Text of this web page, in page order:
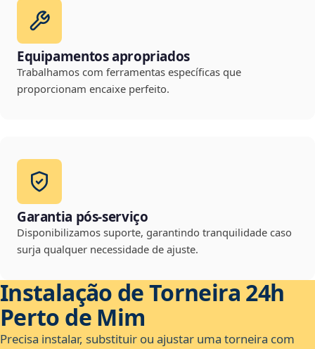
Equipamentos apropriados
Trabalhamos com ferramentas específicas que
proporcionam encaixe perfeito.
Garantia pós-serviço
Disponibilizamos suporte, garantindo tranquilidade caso
surja qualquer necessidade de ajuste.
Instalação de Torneira 24h
Perto de Mim
Precisa instalar, substituir ou ajustar uma torneira com